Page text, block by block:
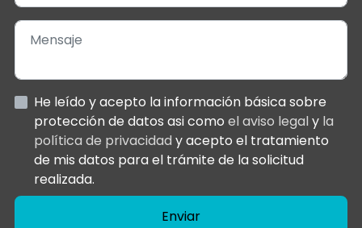
He leído y acepto la información básica sobre
protección de datos asi como el aviso legal y la
política de privacidad y acepto el tratamiento
de mis datos para el trámite de la solicitud
realizada.
Enviar